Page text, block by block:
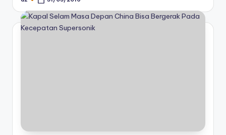
Posted